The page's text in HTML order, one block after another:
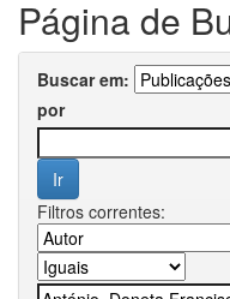
Página de
Buscar em:
por
Filtros correntes: